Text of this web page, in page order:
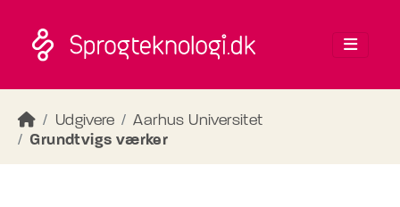
Udgivere
Aarhus Universitet
Grundtvigs værker